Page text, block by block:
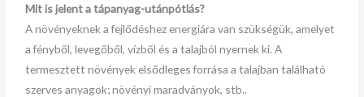
Mit is jelent a tápanyag-utánpótlás?
A növényeknek a fejlődéshez energiára van szükségük, amelyet
a fényből, levegőből, vízből és a talajból nyernek ki. A
termesztett növények elsődleges forrása a talajban található
szerves anyagok; növényi maradványok, stb..